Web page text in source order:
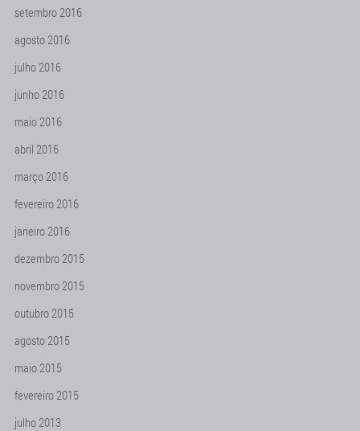
setembro 2016
agosto 2016
julho 2016
junho 2016
maio 2016
abril 2016
março 2016
fevereiro 2016
janeiro 2016
dezembro 2015
novembro 2015
outubro 2015
agosto 2015
maio 2015
fevereiro 2015
julho 2013